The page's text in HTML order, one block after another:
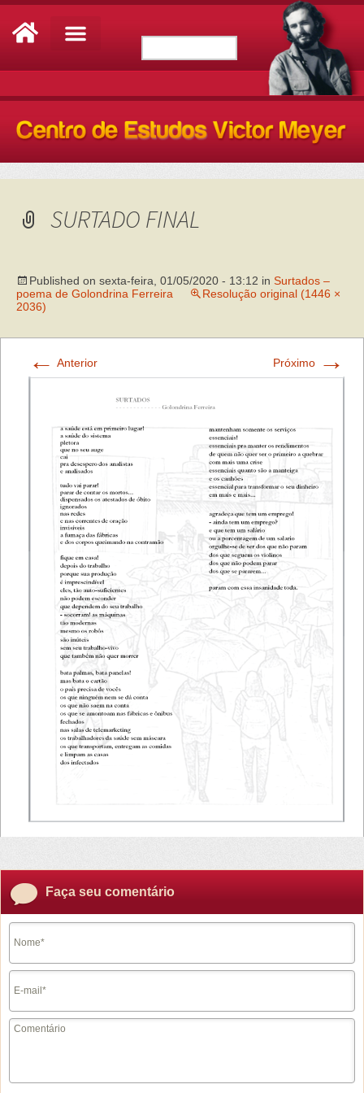
SURTADO FINAL
Published on sexta-feira, 01/05/2020 - 13:12 in Surtados –
poema de Golondrina Ferreira
Resolução original (1446 ×
2036)
← Anterior Próximo →
Faça seu comentário